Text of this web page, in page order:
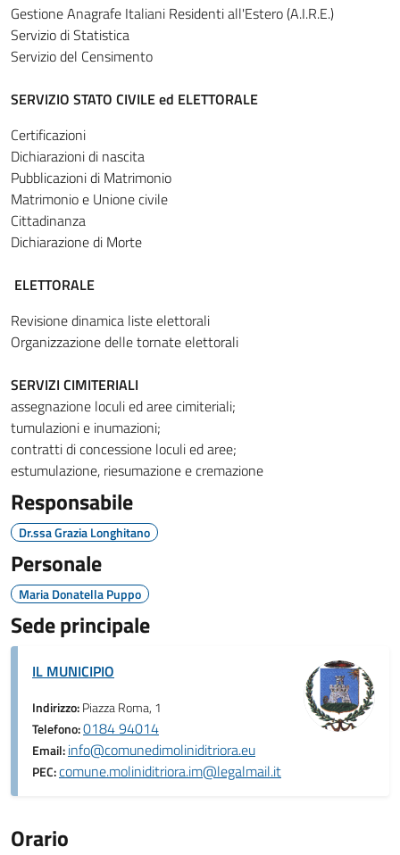
Gestione Anagrafe Italiani Residenti all'Estero (A.I.R.E.)
Servizio di Statistica
Servizio del Censimento
SERVIZIO STATO CIVILE ed ELETTORALE
Certificazioni
Dichiarazioni di nascita
Pubblicazioni di Matrimonio
Matrimonio e Unione civile
Cittadinanza
Dichiarazione di Morte
ELETTORALE
Revisione dinamica liste elettorali
Organizzazione delle tornate elettorali
SERVIZI CIMITERIALI
assegnazione loculi ed aree cimiteriali;
tumulazioni e inumazioni;
contratti di concessione loculi ed aree;
estumulazione, riesumazione e cremazione
Responsabile
Dr.ssa Grazia Longhitano
Personale
Maria Donatella Puppo
Sede principale
IL MUNICIPIO
Indirizzo:Piazza Roma, 1
Telefono:0184 94014
Email:info@comunedimoliniditriora.eu
PEC:comune.moliniditriora.im@legalmail.it
Orario